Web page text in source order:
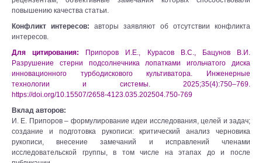
повышению качества статьи.
Конфликт интересов: авторы заявляют об отсутствии конфликта
интересов.
Для цитирования: Припоров И.Е., Курасов В.С., Бацунов В.И.
Разрушение стерни подсолнечника лопатками игольчатого диска
инновационного турбодискового культиватора. Инженерные
технологии и системы. 2025;35(4):750–769.
https://doi.org/10.15507/2658-4123.035.202504.750-769
Вклад авторов:
И. Е. Припоров – формулирование идеи исследования, целей и задач;
создание и подготовка рукописи: критический анализ черновика
рукописи, внесение замечаний и исправлений членами
исследовательской группы, в том числе на этапах до и после